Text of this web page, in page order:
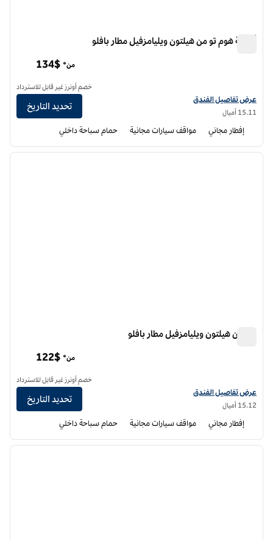
أجنحة هوم تو من هيلتون ويليامزفيل مطار بافلو
عرض تفاصيل الفندق أجنحة هوم تو من هيلتون ويليامزفيل مطار بافلو
عرض تفاصيل الفندق
15.11 أميال
من* 134$
خصم أونرز غير قابل للاسترداد
تحديد التاريخ
إفطار مجاني مواقف سيارات مجانية حمام سباحة داخلي
1 من 7
الصورة
ترو من هيلتون ويليامزفيل مطار بافلو
عرض تفاصيل الفندق لفندق ترو من هيلتون ويليامزفيل مطار بافلو
عرض تفاصيل الفندق
15.12 أميال
من* 122$
خصم أونرز غير قابل للاسترداد
تحديد التاريخ
إفطار مجاني مواقف سيارات مجانية حمام سباحة داخلي
1 من 12
الصورة